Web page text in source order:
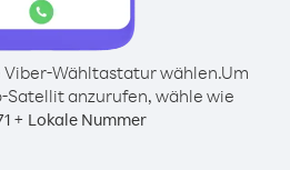
Viber-Wähltastatur wählen.Um
Satellit anzurufen, wähle wie
+ Lokale Nummer